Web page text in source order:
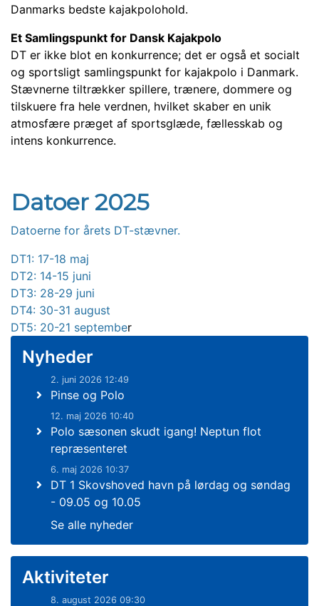
Danmarks bedste kajakpolohold.
Et Samlingspunkt for Dansk Kajakpolo
DT er ikke blot en konkurrence; det er også et socialt
og sportsligt samlingspunkt for kajakpolo i Danmark.
Stævnerne tiltrækker spillere, trænere, dommere og
tilskuere fra hele verdnen, hvilket skaber en unik
atmosfære præget af sportsglæde, fællesskab og
intens konkurrence.
Datoer 2025
Datoerne for årets DT-stævner.
DT1: 17-18 maj
DT2: 14-15 juni
DT3: 28-29 juni
DT4: 30-31 august
DT5: 20-21 september
Nyheder
2. juni 2026 12:49
Pinse og Polo
12. maj 2026 10:40
Polo sæsonen skudt igang! Neptun flot
repræsenteret
6. maj 2026 10:37
DT 1 Skovshoved havn på lørdag og søndag
- 09.05 og 10.05
Se alle nyheder
Aktiviteter
8. august 2026 09:30